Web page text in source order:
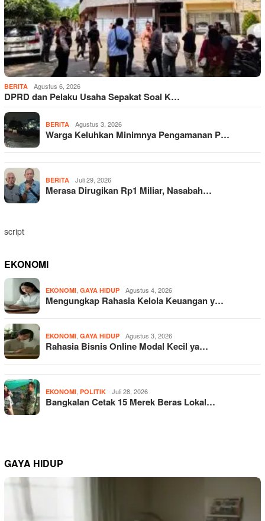
BERITA Agustus 6, 2026
DPRD dan Pelaku Usaha Sepakat Soal K…
BERITA Agustus 3, 2026
Warga Keluhkan Minimnya Pengamanan P…
BERITA Juli 29, 2026
Merasa Dirugikan Rp1 Miliar, Nasabah…
script
EKONOMI
EKONOMI GAYA HIDUP Agustus 4, 2026
Mengungkap Rahasia Kelola Keuangan y…
EKONOMI GAYA HIDUP Agustus 3, 2026
Rahasia Bisnis Online Modal Kecil ya…
EKONOMI POLITIK Juli 28, 2026
Bangkalan Cetak 15 Merek Beras Lokal…
GAYA HIDUP